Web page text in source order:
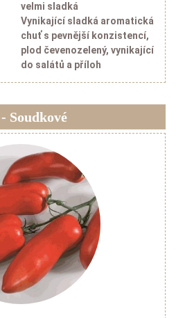
velmi sladká
Vynikající sladká aromatická
chuť s pevnější konzistencí,
plod čevenozelený, vynikající
do salátů a příloh
Soudkové